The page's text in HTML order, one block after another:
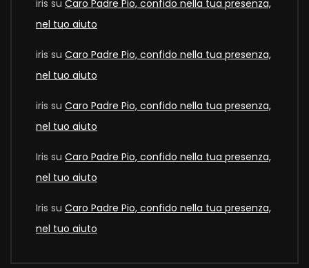
iris su Caro Padre Pio, confido nella tua presenza,
nel tuo aiuto
iris su Caro Padre Pio, confido nella tua presenza,
nel tuo aiuto
iris su Caro Padre Pio, confido nella tua presenza,
nel tuo aiuto
Iris su Caro Padre Pio, confido nella tua presenza,
nel tuo aiuto
Iris su Caro Padre Pio, confido nella tua presenza,
nel tuo aiuto